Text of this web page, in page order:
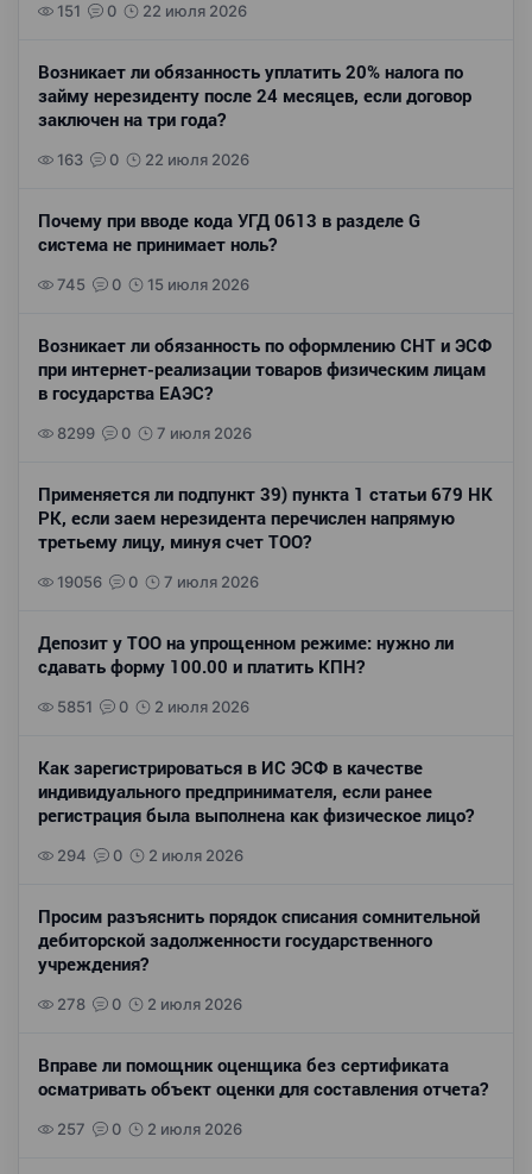
151 0 22 июля 2026
Возникает ли обязанность уплатить 20% налога по
займу нерезиденту после 24 месяцев, если договор
заключен на три года?
163 0 22 июля 2026
Почему при вводе кода УГД 0613 в разделе G
система не принимает ноль?
745 0 15 июля 2026
Возникает ли обязанность по оформлению СНТ и ЭСФ
при интернет-реализации товаров физическим лицам
в государства ЕАЭС?
8299 0 7 июля 2026
Применяется ли подпункт 39) пункта 1 статьи 679 НК
РК, если заем нерезидента перечислен напрямую
третьему лицу, минуя счет ТОО?
19056 0 7 июля 2026
Депозит у ТОО на упрощенном режиме: нужно ли
сдавать форму 100.00 и платить КПН?
5851 0 2 июля 2026
Как зарегистрироваться в ИС ЭСФ в качестве
индивидуального предпринимателя, если ранее
регистрация была выполнена как физическое лицо?
294 0 2 июля 2026
Просим разъяснить порядок списания сомнительной
дебиторской задолженности государственного
учреждения?
278 0 2 июля 2026
Вправе ли помощник оценщика без сертификата
осматривать объект оценки для составления отчета?
257 0 2 июля 2026